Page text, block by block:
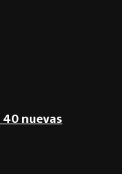
40 nuevas